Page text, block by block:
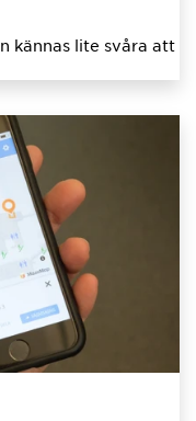
kännas lite svåra att